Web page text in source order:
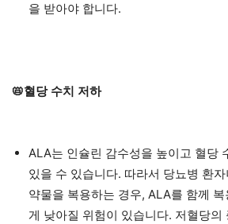
을 받아야 합니다.
📛혈당 수치 저하
ALA는 인슐린 감수성을 높이고 혈당
있을 수 있습니다. 따라서 당뇨병 환
약물을 복용하는 경우, ALA를 함께
게 낮아질 위험이 있습니다. 저혈당의